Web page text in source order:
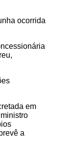
ocorrida
em
a